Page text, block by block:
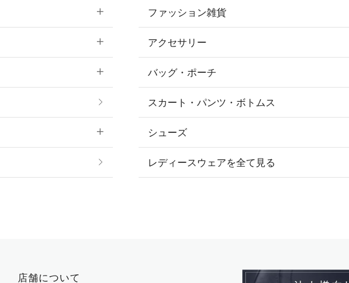
ファッション雑貨
すべてのファッション雑貨
ソックス
ベルト
キーホルダー・チャーム・ストラップ
アクセサリー
すべてのアクセサリー
リング
ピアス・イヤリング
その他 アクセサリー
バッグ・ポーチ
スカート・パンツ・ボトムス
シューズ
レディースウェアを全て見る
店舗について